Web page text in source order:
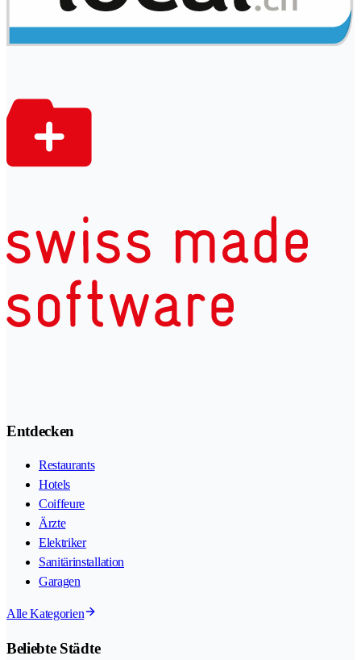
Entdecken
Restaurants
Hotels
Coiffeure
Ärzte
Elektriker
Sanitärinstallation
Garagen
Alle Kategorien
Beliebte Städte